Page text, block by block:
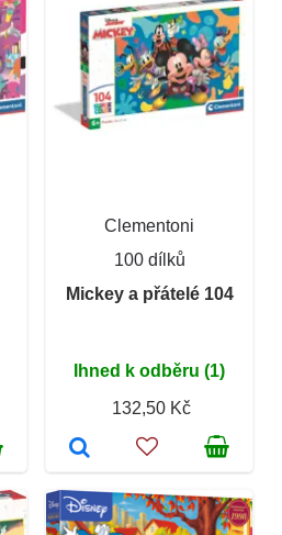
Clementoni
100 dílků
Mickey a přátelé 104
Ihned k odběru (1)
132,50 Kč